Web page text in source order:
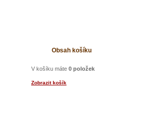
Obsah košíku
V košíku máte 0 položek
Zobrazit košík